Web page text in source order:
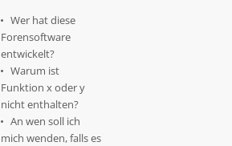
Wer hat diese
Forensoftware
entwickelt?
Warum ist
Funktion x oder y
nicht enthalten?
An wen soll ich
mich wenden, falls es